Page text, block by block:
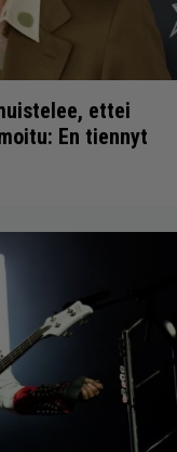
ettei
En tiennyt